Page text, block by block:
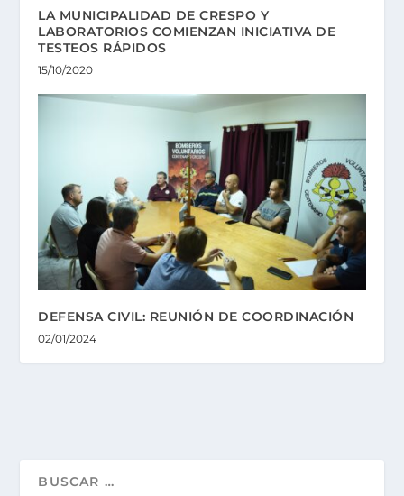
LA MUNICIPALIDAD DE CRESPO Y
LABORATORIOS COMIENZAN INICIATIVA DE
TESTEOS RÁPIDOS
15/10/2020
DEFENSA CIVIL: REUNIÓN DE COORDINACIÓN
02/01/2024